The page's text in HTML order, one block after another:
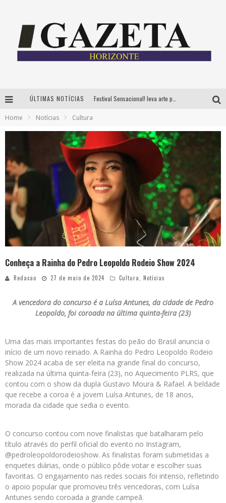
ÚLTIMAS NOTÍCIAS
Grandes shows, cenografia instagramável e resgate das tradições marcam o sucesso da 24ª edição do Forró do Givanildo
Home Notícias Cultura
Conheça a Rainha do Pedro Leopoldo Rodeio Show 2024
Redacao 27 de maio de 2024 Cultura, Notícias
A vencedora do concurso é a Luísa Antunes, da cidade de Pedro
Leopoldo, foi coroada na última quinta-feira (23)
Uma das mais importantes festas do peão do Brasil anuncia o
início de um novo reinado. A Rainha do Pedro Leopoldo Rodeio
Show 2024 acaba de ser eleita na grande final do concurso,
realizada na última quinta-feira (23), no Aquecimento PLRS, que
contou com o show da dupla Gustavo Moura & Rafael. A beldade
que recebe a coroa é a jovem Luísa Antunes, de 18 anos,
morada da cidade que sedia o evento.
O concurso contou com nove finalistas que batalharam pelo
título através do perfil oficial do evento no Instagram,
@pedroleopoldorodeioshow. As finalistas foram submetidas a
enquetes diárias, onde o público pôde votar e escolher suas
favoritas. O engajamento nas redes sociais foi intenso, refletindo
o apoio popular que promoveu três vencedoras, com Luísa
Antunes sendo coroada a grande campeã.